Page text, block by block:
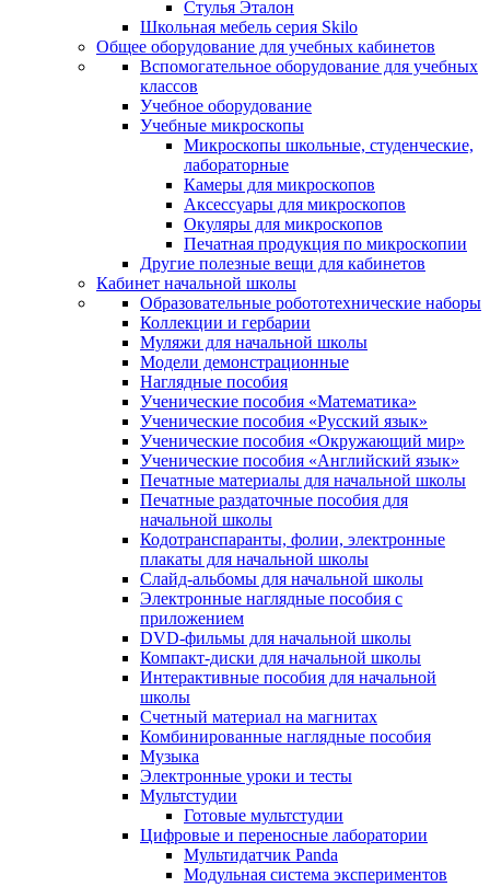
Стулья Эталон
Школьная мебель серия Skilo
Общее оборудование для учебных кабинетов
Вспомогательное оборудование для учебных
классов
Учебное оборудование
Учебные микроскопы
Микроскопы школьные, студенческие,
лабораторные
Камеры для микроскопов
Аксессуары для микроскопов
Окуляры для микроскопов
Печатная продукция по микроскопии
Другие полезные вещи для кабинетов
Кабинет начальной школы
Образовательные робототехнические наборы
Коллекции и гербарии
Муляжи для начальной школы
Модели демонстрационные
Наглядные пособия
Ученические пособия «Математика»
Ученические пособия «Русский язык»
Ученические пособия «Окружающий мир»
Ученические пособия «Английский язык»
Печатные материалы для начальной школы
Печатные раздаточные пособия для
начальной школы
Кодотранспаранты, фолии, электронные
плакаты для начальной школы
Слайд-альбомы для начальной школы
Электронные наглядные пособия с
приложением
DVD-фильмы для начальной школы
Компакт-диски для начальной школы
Интерактивные пособия для начальной
школы
Счетный материал на магнитах
Комбинированные наглядные пособия
Музыка
Электронные уроки и тесты
Мультстудии
Готовые мультстудии
Цифровые и переносные лаборатории
Мультидатчик Panda
Модульная система экспериментов